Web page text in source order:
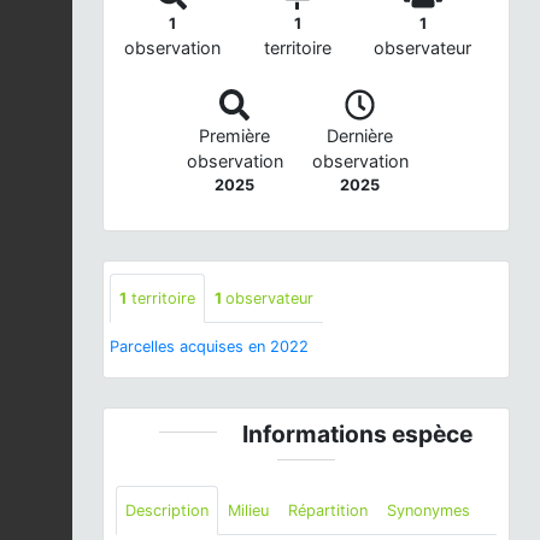
1
observation
1
territoire
1
observateur
Première
observation
2025
Dernière
observation
2025
1 territoire 1 observateur
Parcelles acquises en 2022
Informations espèce
Description Milieu Répartition Synonymes